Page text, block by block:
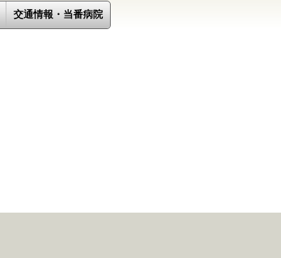
交通情報・当番病院